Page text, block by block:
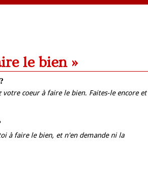
le bien »
votre coeur à faire le bien. Faites-le encore et
à faire le bien, et n'en demande ni la